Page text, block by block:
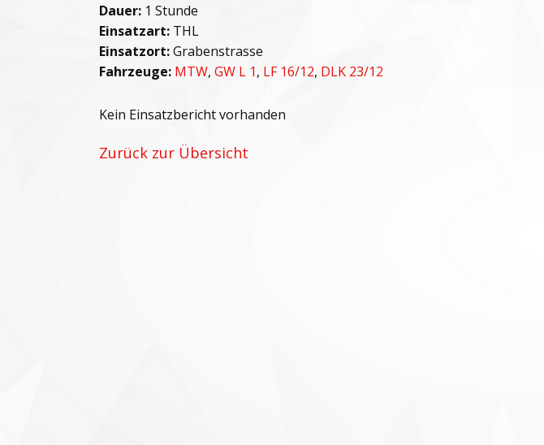
Dauer: 1 Stunde
Einsatzart: THL
Einsatzort:Grabenstrasse
Fahrzeuge: MTW, GW L 1, LF 16/12, DLK 23/12
Kein Einsatzbericht vorhanden
Zurück zur Übersicht